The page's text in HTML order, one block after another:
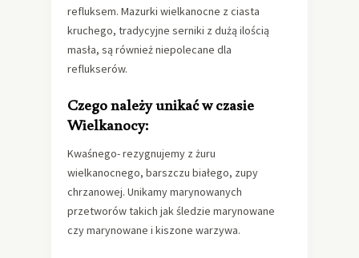
refluksem. Mazurki wielkanocne z ciasta
kruchego, tradycyjne serniki z dużą ilością
masła, są również niepolecane dla
reflukserów.
Czego należy unikać w czasie
Wielkanocy:
Kwaśnego- rezygnujemy z żuru
wielkanocnego, barszczu białego, zupy
chrzanowej. Unikamy marynowanych
przetworów takich jak śledzie marynowane
czy marynowane i kiszone warzywa.